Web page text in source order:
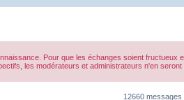
Pour que les échanges soient fructueux
les modérateurs et administrateurs n'en
12660 messages